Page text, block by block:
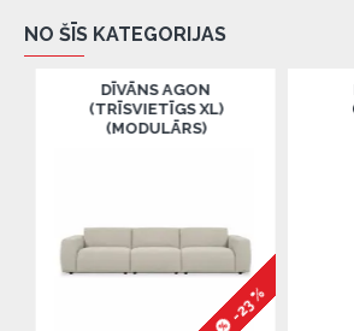
NO ŠĪS KATEGORIJAS
DĪVĀNS AGON
(TRĪSVIETĪGS XL)
(MODULĀRS)
-23 %